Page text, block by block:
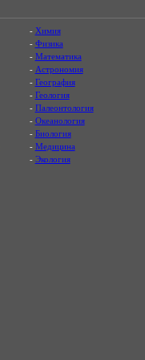
- Химия
- Физика
- Математика
- Астрономия
- География
- Геология
- Палеонтология
- Океанология
- Биология
- Медицина
- Экология